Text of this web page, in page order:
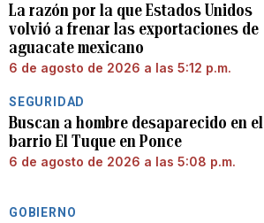
La razón por la que Estados Unidos
volvió a frenar las exportaciones de
aguacate mexicano
6 de agosto de 2026 a las 5:12 p.m.
SEGURIDAD
Buscan a hombre desaparecido en el
barrio El Tuque en Ponce
6 de agosto de 2026 a las 5:08 p.m.
GOBIERNO